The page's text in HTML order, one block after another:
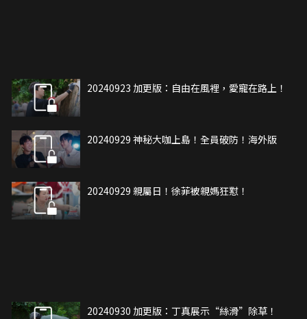
20240923 加更版：自由在風裡，愛寵在路上！
20240929 神秘大咖上島！全員破防！海外版
20240929 親屬日！徐菲被親媽狂懟！
20240930 加更版：丁真展示“絲滑”除草！